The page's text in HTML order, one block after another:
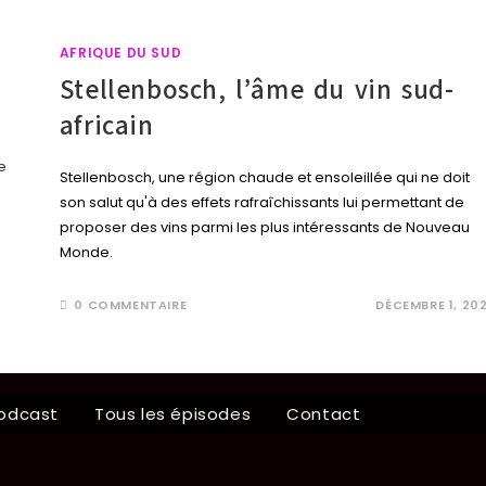
AFRIQUE DU SUD
Stellenbosch, l’âme du vin sud-
africain
Stellenbosch, une région chaude et ensoleillée qui ne doit
son salut qu'à des effets rafraîchissants lui permettant de
proposer des vins parmi les plus intéressants de Nouveau
Monde.
0 COMMENTAIRE DÉCEMBRE 1,
Tous les épisodes Contact